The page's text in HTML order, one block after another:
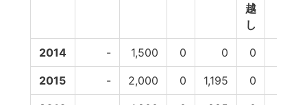
越
し
2014 - 1,500 0 0 0
2015 - 2,000 0 1,195 0